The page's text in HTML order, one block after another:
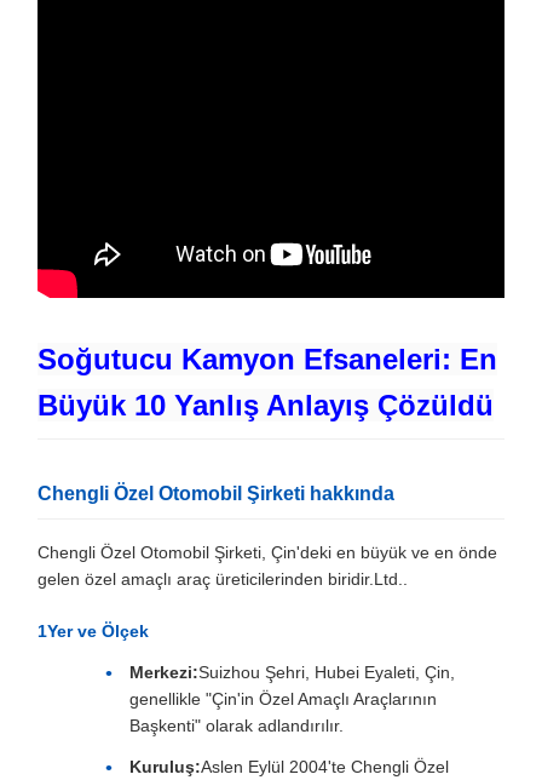
Soğutucu Kamyon Efsaneleri: En
Büyük 10 Yanlış Anlayış Çözüldü
Chengli Özel Otomobil Şirketi hakkında
Chengli Özel Otomobil Şirketi, Çin'deki en büyük ve en önde
gelen özel amaçlı araç üreticilerinden biridir.Ltd..
1Yer ve Ölçek
Merkezi:Suizhou Şehri, Hubei Eyaleti, Çin,
genellikle "Çin'in Özel Amaçlı Araçlarının
Başkenti" olarak adlandırılır.
Kuruluş:Aslen Eylül 2004'te Chengli Özel